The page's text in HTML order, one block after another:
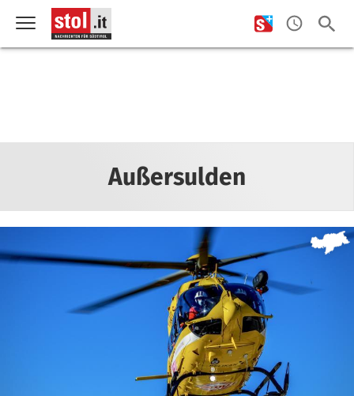
Außersulden